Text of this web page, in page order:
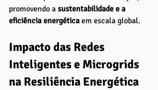
promovendo a sustentabilidade e a
eficiência energética em escala global.
Impacto das Redes
Inteligentes e Microgrids
na Resiliência Energética